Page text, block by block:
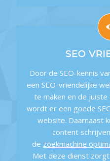
SEO
Door de SEO-kennis
een SEO-vriendelijke
te maken en de
wordt er een goede
website. Daarnaast
content
de zoekmachine
Met deze dienst